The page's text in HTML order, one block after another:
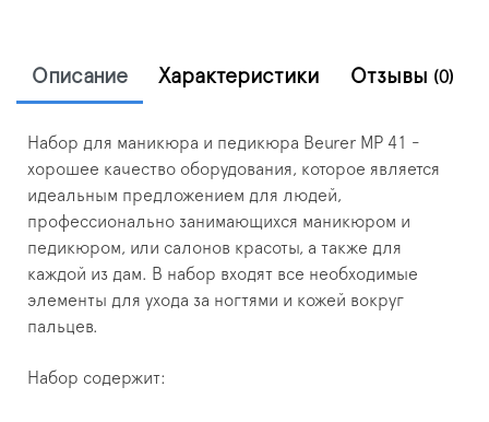
Описание Характеристики Отзывы (0)
Набор для маникюра и педикюра Beurer MP 41 -
хорошее качество оборудования, которое является
идеальным предложением для людей,
профессионально занимающихся маникюром и
педикюром, или салонов красоты, а также для
каждой из дам. В набор входят все необходимые
элементы для ухода за ногтями и кожей вокруг
пальцев.
Набор содержит: